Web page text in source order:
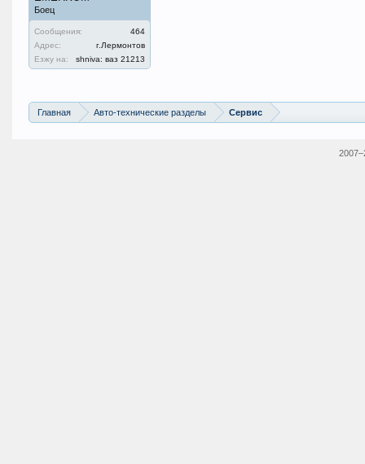
Боец
Сообщения:
464
Адрес:
г.Лермонтов
Езжу на:
shniva: ваз 21213
Главная Авто-технические разделы Сервис
2007–